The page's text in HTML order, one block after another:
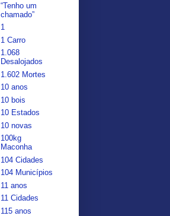
“Tenho um
chamado”
1
1 Carro
1.068
Desalojados
1.602 Mortes
10 anos
10 bois
10 Estados
10 novas
100kg
Maconha
104 Cidades
104 Municípios
11 anos
11 Cidades
115 anos